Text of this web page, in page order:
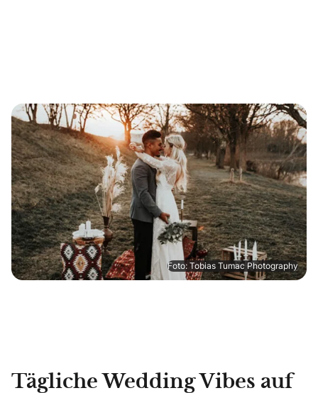
Foto: Tobias Tumac Photography
Tägliche Wedding Vibes auf